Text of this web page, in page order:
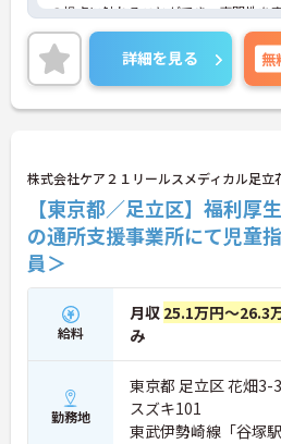
の視点に触れることができ、専門性を
キルアップできる土壌があります。
◆「学びたい」という意欲を全力で応
す。資格取得支援制度を利用すれば、
者研修や実務者研修などの費用を会社
能です。資格を取得するごとにしっか
◆施設ごとの課題を話し合う「スタッ
グ」や、利用者様へのケアを考える「
ァレンス」を実施しています。新人・
係なく意見交換を行い、みんなで解決
ラットな関係性です。また、虐待防止
じて「良いケア・悪いケア」の線引き
職員全員が安心して働ける、誇りを持
づくりに取り組んでいます。
詳細を見る 無
株式会社ケア２１リールスメディカル足立
【東京都／足立区】福利
の通所支援事業所にて児童
員＞
給料
月収 25.1万円～26.3
み
勤務地
東京都 足立区 花畑3-
スズキ101
東武伊勢崎線「谷塚